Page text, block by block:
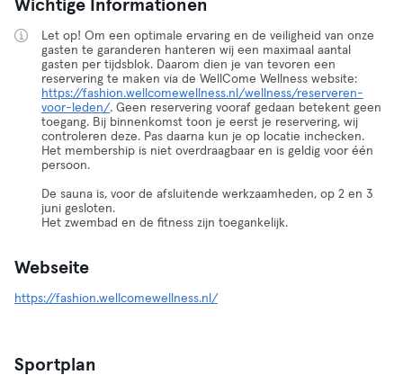
Wichtige Informationen
Let op! Om een optimale ervaring en de veiligheid van onze
gasten te garanderen hanteren wij een maximaal aantal
gasten per tijdsblok. Daarom dien je van tevoren een
reservering te maken via de WellCome Wellness website:
https://fashion.wellcomewellness.nl/wellness/reserveren-
voor-leden/. Geen reservering vooraf gedaan betekent geen
toegang. Bij binnenkomst toon je eerst je reservering, wij
controleren deze. Pas daarna kun je op locatie inchecken.
Het membership is niet overdraagbaar en is geldig voor één
persoon.
De sauna is, voor de afsluitende werkzaamheden, op 2 en 3
juni gesloten.
Het zwembad en de fitness zijn toegankelijk.
Webseite
https://fashion.wellcomewellness.nl/
Sportplan